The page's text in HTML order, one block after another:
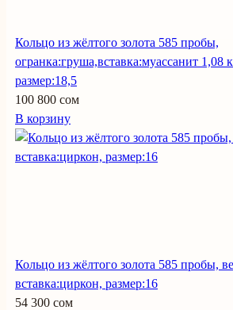
Кольцо из жёлтого золота 585 пробы,
огранка:груша,вставка:муассанит 1,08
размер:18,5
100 800 сом
В корзину
Кольцо из жёлтого золота 585 пробы,
вставка:циркон, размер:16
54 300 сом